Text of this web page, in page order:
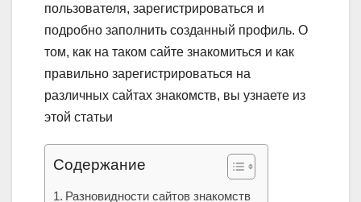
пользователя, зарегистрироваться и
подробно заполнить созданный профиль. О
том, как на таком сайте знакомиться и как
правильно зарегистрироваться на
различных сайтах знакомств, вы узнаете из
этой статьи
Содержание
Разновидности сайтов знакомств